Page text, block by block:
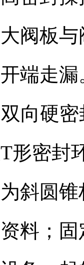
阀板
端走漏
向硬密
形密封
斜圆
料；